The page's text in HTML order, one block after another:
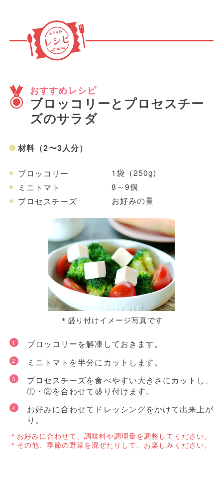
さい。
加熱調理の際には火傷に十分注意をしてくださ
い。
おすすめレシピ
ブロッコリーとプロセスチー
ズのサラダ
材料（2〜3人分）
ブロッコリー
1袋（250g)
ミニトマト
8～9個
プロセスチーズ
お好みの量
＊盛り付けイメージ写真です
ブロッコリーを解凍しておきます。
ミニトマトを半分にカットします。
プロセスチーズを食べやすい大きさにカットし、
①・②を合わせて盛り付けます。
お好みに合わせてドレッシングをかけて出来上が
り。
お好みに合わせて、調味料や調理量を調整してください。
その他、季節の野菜を混ぜたりして、お楽しみください。